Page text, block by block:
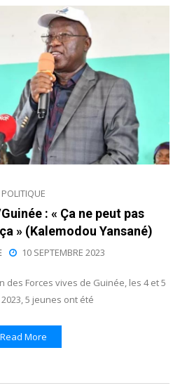
POLITIQUE
: « Ça ne peut pas
» (Kalemodou Yansané)
10 SEPTEMBRE 2023
des Forces vives de Guinée, les 4 et 5
5 jeunes ont été
Read More